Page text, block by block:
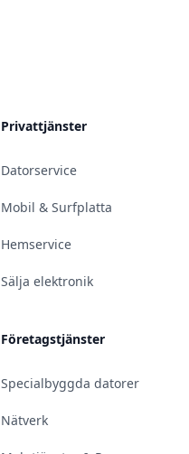
Privattjänster
Datorservice
Mobil & Surfplatta
Hemservice
Sälja elektronik
Företagstjänster
Specialbyggda datorer
Nätverk